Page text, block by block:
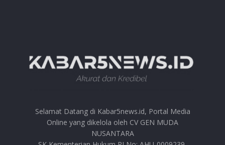
Selamat Datang di Kabar5news.id, Portal Media
Online yang dikelola oleh CV GEN MUDA
NUSANTARA